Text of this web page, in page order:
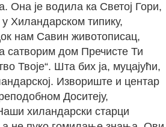
Она је водила ка Светој Гори,
Хиландарском типику,
нам Савин животописац,
сатворим дом Пречисте Ти
Твоје“. Шта бих ја, муцајући,
Извориште и центар
Доситеју,
хиландарски старци